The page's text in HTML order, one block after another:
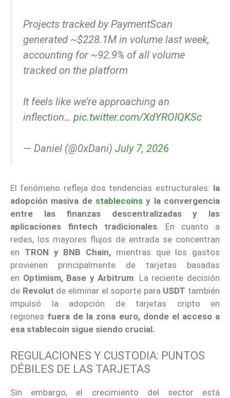
Projects tracked by PaymentScan
generated ~$228.1M in volume last week,
accounting for ~92.9% of all volume
tracked on the platform
It feels like we’re approaching an
inflection… pic.twitter.com/XdYROIQKSc
— Daniel (@0xDani) July 7, 2026
El fenómeno refleja dos tendencias estructurales: la
adopción masiva de stablecoins y la convergencia
entre las finanzas descentralizadas y las
aplicaciones fintech tradicionales. En cuanto a
redes, los mayores flujos de entrada se concentran
en TRON y BNB Chain, mientras que los gastos
provienen principalmente de tarjetas basadas
en Optimism, Base y Arbitrum. La reciente decisión
de Revolut de eliminar el soporte para USDT también
impulsó la adopción de tarjetas cripto en
regiones fuera de la zona euro, donde el acceso a
esa stablecoin sigue siendo crucial.
REGULACIONES Y CUSTODIA: PUNTOS
DÉBILES DE LAS TARJETAS
Sin embargo, el crecimiento del sector está